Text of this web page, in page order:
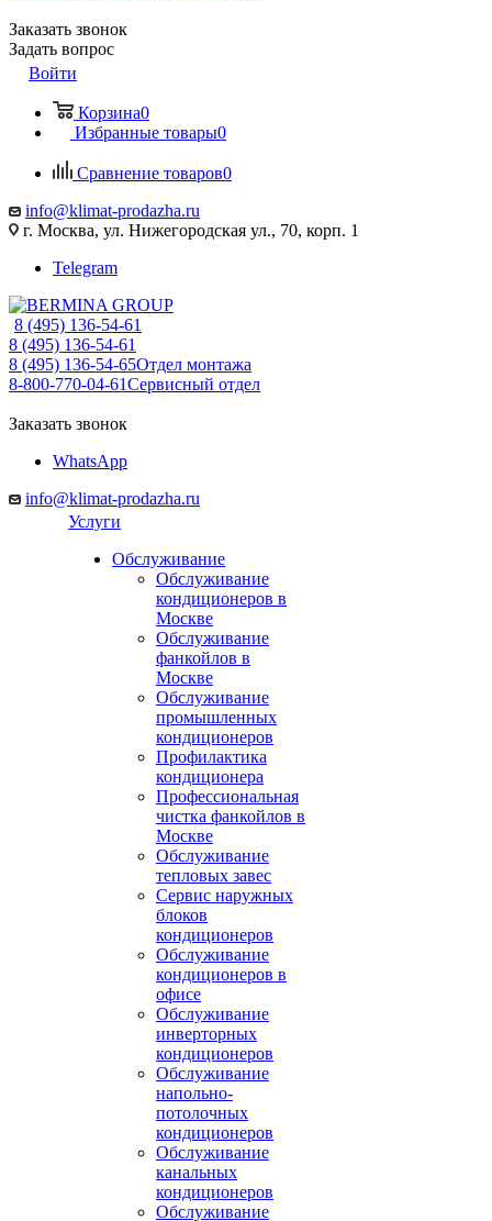
Заказать звонок
Задать вопрос
Войти
Корзина0
Избранные товары0
Сравнение товаров0
info@klimat-prodazha.ru
г. Москва, ул. Нижегородская ул., 70, корп. 1
Telegram
8 (495) 136-54-61
8 (495) 136-54-61
8 (495) 136-54-65Отдел монтажа
8-800-770-04-61Сервисный отдел
Заказать звонок
WhatsApp
info@klimat-prodazha.ru
Услуги
Обслуживание
Обслуживание
кондиционеров в
Москве
Обслуживание
фанкойлов в
Москве
Обслуживание
промышленных
кондиционеров
Профилактика
кондиционера
Профессиональная
чистка фанкойлов в
Москве
Обслуживание
тепловых завес
Сервис наружных
блоков
кондиционеров
Обслуживание
кондиционеров в
офисе
Обслуживание
инверторных
кондиционеров
Обслуживание
напольно-
потолочных
кондиционеров
Обслуживание
канальных
кондиционеров
Обслуживание